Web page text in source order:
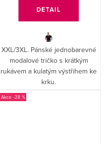
DETAIL
XXL/3XL. Pánské jednobarevné
modalové tričko s krátkým
rukávem a kulatým výstřihem ke
krku.
-28 %